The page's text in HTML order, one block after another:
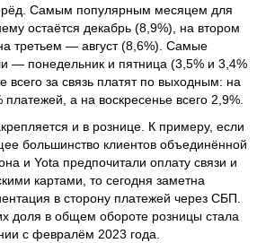
Самым популярным месяцем для
остаётся декабрь (8,9%), на втором
третьем — август (8,6%). Самые
— понедельник и пятница (3,5% и 3,4%
всего за связь платят по выходным: на
платежей, а на воскресенье всего 2,9%.
и в рознице. К примеру, если
большинство клиентов объединённой
и Yota предпочитали оплату связи и
картами, то сегодня заметна
в сторону платежей через СБП.
доля в общем обороте розницы стала
с февралём 2023 года.